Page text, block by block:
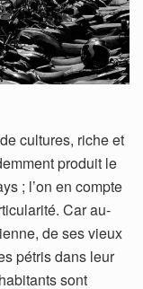
cultures, riche et
produit le
; l’on en compte
Car au-
de ses vieux
pétris dans leur
sont